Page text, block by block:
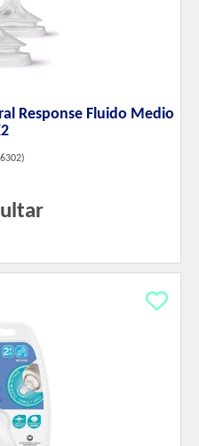
Response Fluido Medio
)